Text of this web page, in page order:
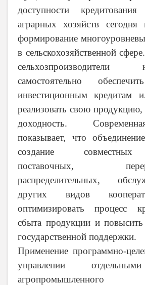
доступности
аграрных хозяйств сегодня
формирование
в сельскохозяйственной
самостоятельно
инвестиционным кредитам
реализовать свою
доходность.
показывает, что
создание совместных
поставочных,
распределительных,
других видов
оптимизировать процесс
сбыта продукции и повысить
государственной поддержки.
Применение программно-
управлении